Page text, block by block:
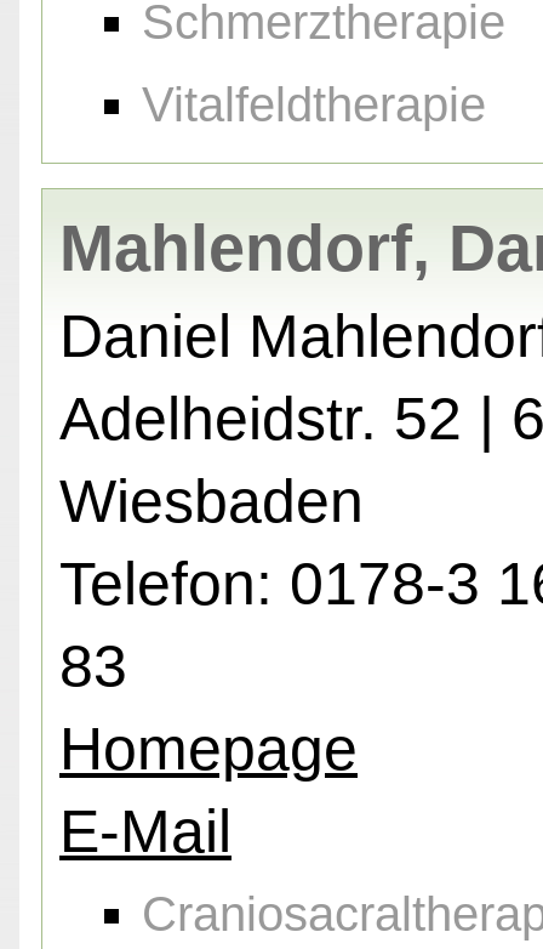
Schmerztherapie
Vitalfeldtherapie
Mahlendorf,
Daniel
Adelheidstr. 52 |
Wiesbaden
Telefon: 0178-3
83
Homepage
E-Mail